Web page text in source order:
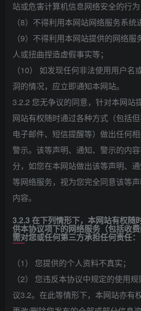
站或危害计算机信息网络安全的行为
（8）不得利用本网站网络服务系统
（9）不得利用本网站提供的网络
人或扭曲捏造虚假事实等；
（10） 如发现任何非法使用用户名
洞的情况，应立即通知本网站。
3.2.2 您无争议的同意，针对本网站
网站有权随时通过各种方式（包括但
电子邮件、短信提醒等）做出任何相
警示。该等声明、通知、警示的内
分，如您在本网站做出该等声明、
等网络服务，视为您完全同意该等
内容。
3.2.3 在下列情形下，本网站有权随
供本协议项下的网络服务（包括收
需对您或任何第三方承担任何责任：
（1） 您提供的个人资料不真实；
（2） 您违反本协议中规定的使用
议3.2。在此等情形下，本网站亦有